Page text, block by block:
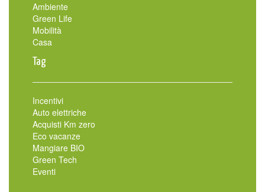
Ambiente
Green Life
Mobilità
Casa
Tag
Incentivi
Auto elettriche
Acquisti Km zero
Eco vacanze
Mangiare BIO
Green Tech
Eventi